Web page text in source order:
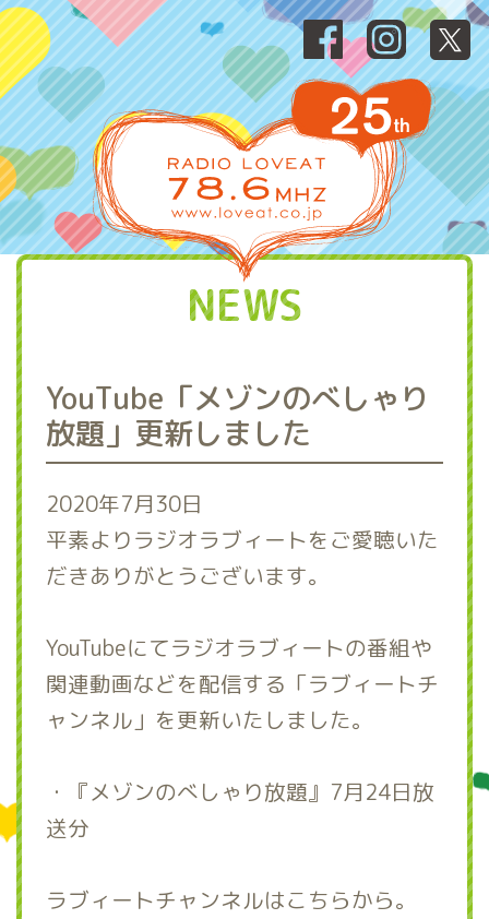
NEWS
YouTube「メゾンのべしゃり
放題」更新しました
2020年7月30日
平素よりラジオラブィートをご愛聴いた
だきありがとうございます。
YouTubeにてラジオラブィートの番組や
関連動画などを配信する「ラブィートチ
ャンネル」を更新いたしました。
・『メゾンのべしゃり放題』7月24日放
送分
ラブィートチャンネルはこちらから。